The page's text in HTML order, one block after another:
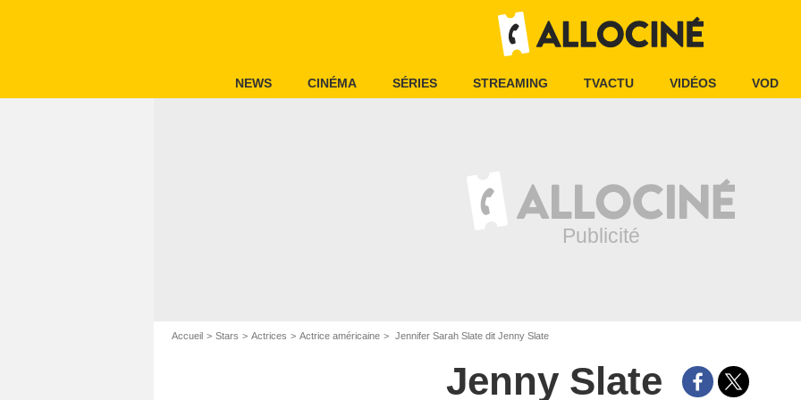
NEWS CINÉMA SÉRIES STREAMING TVACTU VIDÉOS VOD
Accueil Stars Actrices Actrice américaine Jennifer Sarah Slate dit Jenny Slate
Jenny Slate